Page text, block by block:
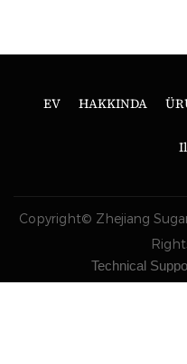
EV HAKKINDA
Copyright© Zhejiang